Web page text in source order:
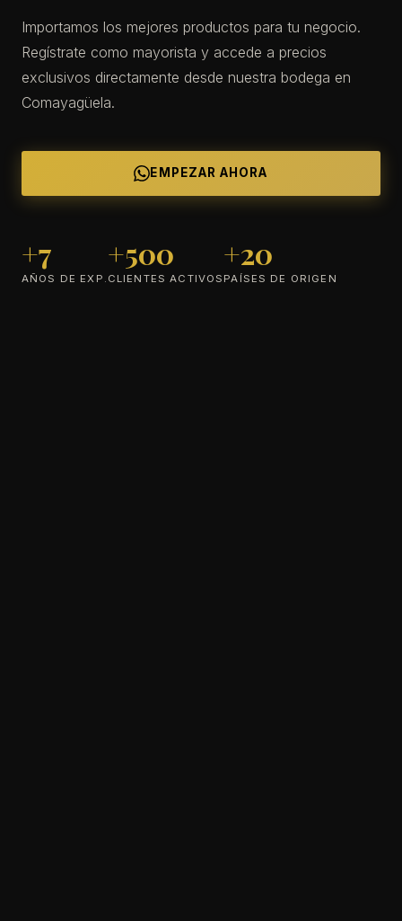
Importamos los mejores productos para tu negocio.
Regístrate como mayorista y accede a precios
exclusivos directamente desde nuestra bodega en
Comayagüela.
EMPEZAR AHORA
+7
AÑOS DE EXP.
+500
CLIENTES ACTIVOS
+20
PAÍSES DE ORIGEN